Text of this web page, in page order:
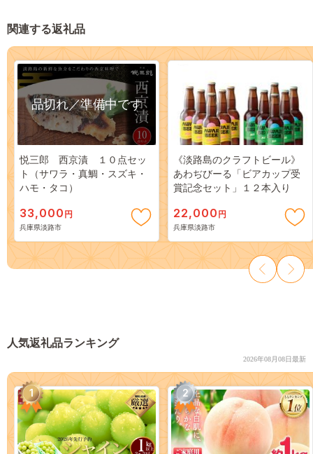
関連する返礼品
品切れ／準備中です
悦三郎 西京漬 １０点セッ
ト（サワラ・真鯛・スズキ・
ハモ・タコ）
33,000 円
兵庫県淡路市
《淡路島のクラフトビール》
あわぢびーる「ビアカップ受
賞記念セット」１２本入り
22,000 円
兵庫県淡路市
人気返礼品ランキング
2026年08月08日最新
1 2